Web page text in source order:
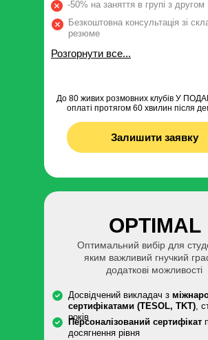
OPTIMAL
Досвідчений викладач з
сертифікатами (TESOL, TKT),
років
Персоналізований сертифікат
досягнення рівня
Оптимальний вибір для
яким важливий гнучкий
додаткові можливості
Безкоштовна консультація зі
резюме
-50% на заняття в групі з другом
До 80 живих розмовних клубів У
оплаті протягом 60 хвилин після
Залишити заявку
Розгорнути все...